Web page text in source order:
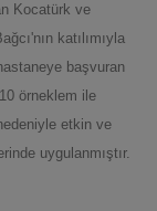
Kocatürk ve
katılımıyla
başvuran
örneklem ile
etkin ve
uygulanmıştır.